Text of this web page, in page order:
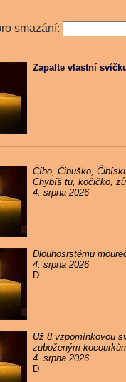
smazání:
Zapalte vlastní
Číbo, Čibuško,
Chybíš tu, kočičko,
4. srpna 2026
Dlouhosrstému
4. srpna 2026
D
Už 8.vzpomínkovou
zuboženým
4. srpna 2026
D